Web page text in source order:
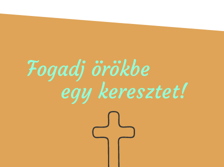
Fogadj örökbe
egy keresztet!